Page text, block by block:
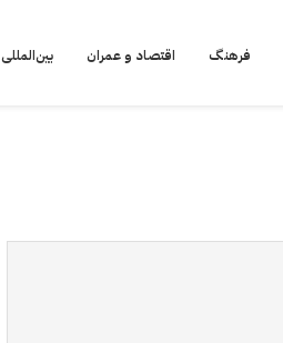
فرهنگ اقتصاد و عمران بین‌المللی